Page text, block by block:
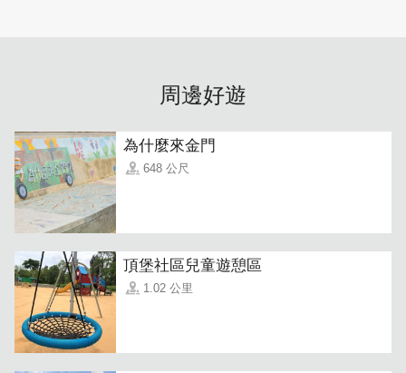
繽紛的色彩是W民宿的特色，亮色系的搭配超有活力，就如
同熱情好客的民宿主人，總是活力滿滿的接待每一位旅客，
周邊好遊
為什麼來金門
648 公尺
頂堡社區兒童遊憩區
1.02 公里